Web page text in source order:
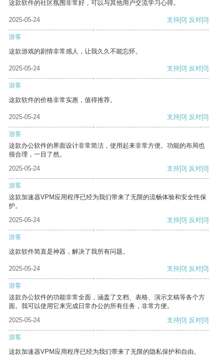
这款软件的社区氛围非常好，可以与其他用户交流学习心得。
2025-05-24 支持[0] 反对[0]
游客
这款游戏的剧情非常感人，让我久久不能忘怀。
2025-05-24 支持[0] 反对[0]
游客
这款软件的价格非常实惠，值得推荐。
2025-05-24 支持[0] 反对[0]
游客
这款办公软件的界面设计非常简洁，使用起来非常方便。功能的布局也
很合理，一目了然。
2025-05-24
支持[0] 反对[0]
游客
这款加速器VPM应用程序已经为我们带来了无限的流畅体验和安全性保
护。
2025-05-24
支持[0] 反对[0]
游客
这款软件简直是神器，解决了我所有问题。
2025-05-24 支持[0] 反对[0]
游客
这款办公软件的功能非常全面，涵盖了文档、表格、演示文稿等各个方
面。我可以使用它来完成日常办公的所有任务，非常方便。
2025-05-24
支持[0] 反对[0]
游客
这款加速器VPM应用程序已经为我们带来了无限的隐私保护和自由。